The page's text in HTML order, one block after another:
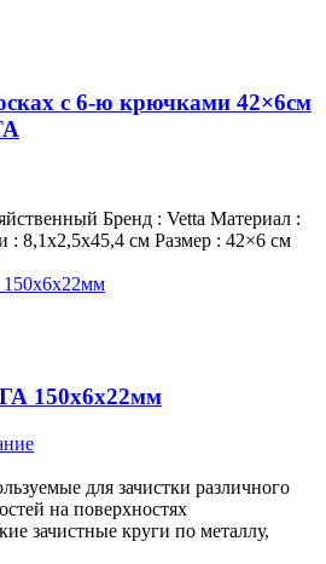
с 6-ю крючками 42×6см
Бренд : Vetta Материал :
: 8,1х2,5х45,4 см Размер : 42×6 см
150х6х22мм
для зачистки различного
на поверхностях
зачистные круги по металлу,